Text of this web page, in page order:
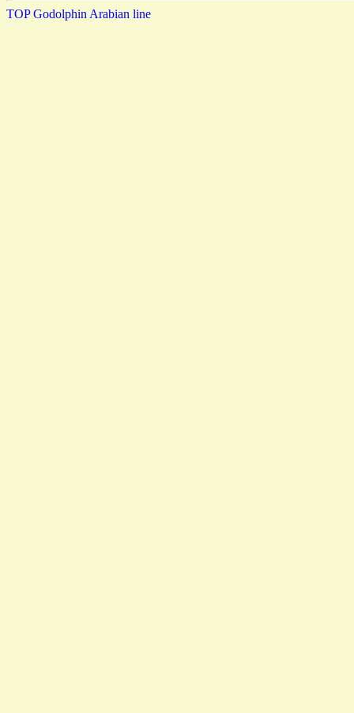
TOP Godolphin Arabian line